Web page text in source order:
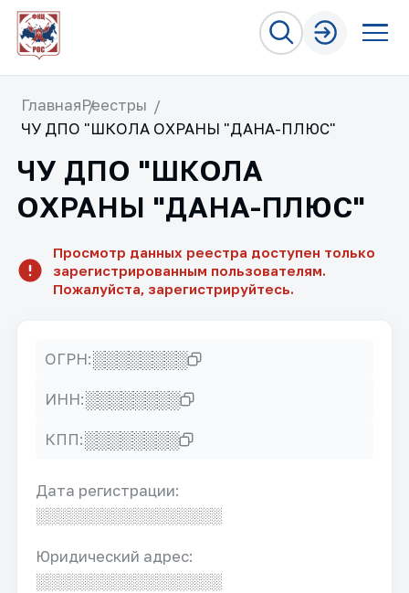
ГлавнаяРеестры
ЧУ ДПО "ШКОЛА ОХРАНЫ "ДАНА-ПЛЮС"
ЧУ ДПО "ШКОЛА
ОХРАНЫ "ДАНА-ПЛЮС"
Просмотр данных реестра доступен только
зарегистрированным пользователям.
Пожалуйста, зарегистрируйтесь.
ОГРН:░░░░░░░░
ИНН:░░░░░░░░
КПП:░░░░░░░░
Дата регистрации:
░░░░░░░░░░░░░░░░░
Юридический адрес:
░░░░░░░░░░░░░░░░░